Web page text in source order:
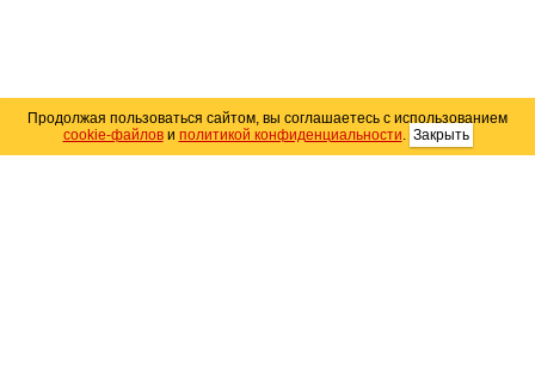
Продолжая пользоваться сайтом, вы соглашаетесь с использованием
cookie-файлови политикой конфиденциальности. Закрыть